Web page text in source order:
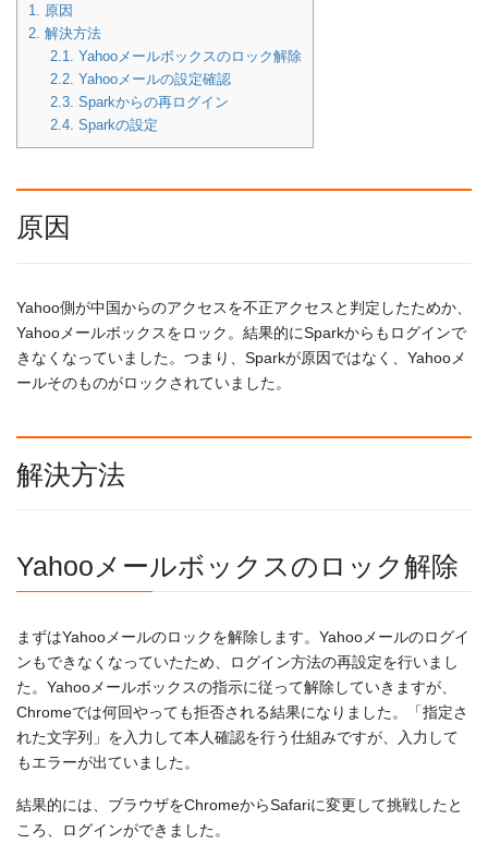
1. 原因
2. 解決方法
2.1. Yahooメールボックスのロック解除
2.2. Yahooメールの設定確認
2.3. Sparkからの再ログイン
2.4. Sparkの設定
原因
Yahoo側が中国からのアクセスを不正アクセスと判定したためか、
Yahooメールボックスをロック。結果的にSparkからもログインで
きなくなっていました。つまり、Sparkが原因ではなく、Yahooメ
ールそのものがロックされていました。
解決方法
Yahooメールボックスのロック解除
まずはYahooメールのロックを解除します。Yahooメールのログイ
ンもできなくなっていたため、ログイン方法の再設定を行いまし
た。Yahooメールボックスの指示に従って解除していきますが、
Chromeでは何回やっても拒否される結果になりました。「指定さ
れた文字列」を入力して本人確認を行う仕組みですが、入力して
もエラーが出ていました。
結果的には、ブラウザをChromeからSafariに変更して挑戦したと
ころ、ログインができました。